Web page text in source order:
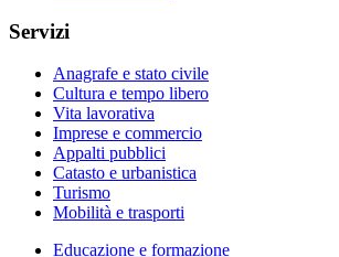
Servizi
Anagrafe e stato civile
Cultura e tempo libero
Vita lavorativa
Imprese e commercio
Appalti pubblici
Catasto e urbanistica
Turismo
Mobilità e trasporti
Educazione e formazione